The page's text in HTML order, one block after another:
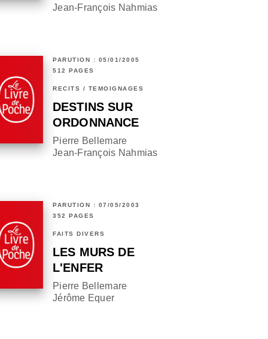
Jean-François Nahmias
PARUTION : 05/01/2005
512 PAGES
RÉCITS / TÉMOIGNAGES
DESTINS SUR
ORDONNANCE
Pierre Bellemare
Jean-François Nahmias
PARUTION : 07/05/2003
352 PAGES
FAITS DIVERS
LES MURS DE
L'ENFER
Pierre Bellemare
Jérôme Equer